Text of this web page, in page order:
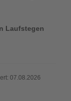
Laufstegen
07.08.2026